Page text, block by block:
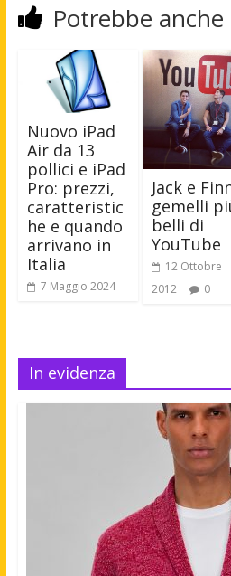
Potrebbe
Nuovo iPad
Air da 13
pollici e iPad
Pro: prezzi,
caratteristic
he e quando
arrivano in
Italia
7 Maggio 2024
Jack e
gemelli
belli di
YouTube
12 Ottobre
2012
0
In evidenza